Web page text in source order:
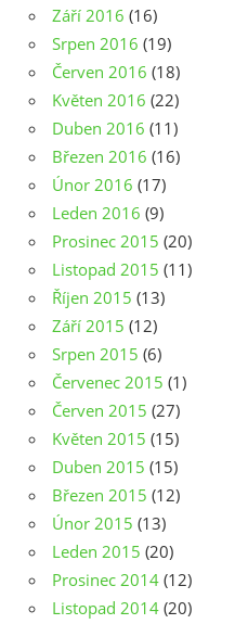
Září 2016 (16)
Srpen 2016 (19)
Červen 2016 (18)
Květen 2016 (22)
Duben 2016 (11)
Březen 2016 (16)
Únor 2016 (17)
Leden 2016 (9)
Prosinec 2015 (20)
Listopad 2015 (11)
Říjen 2015 (13)
Září 2015 (12)
Srpen 2015 (6)
Červenec 2015 (1)
Červen 2015 (27)
Květen 2015 (15)
Duben 2015 (15)
Březen 2015 (12)
Únor 2015 (13)
Leden 2015 (20)
Prosinec 2014 (12)
Listopad 2014 (20)